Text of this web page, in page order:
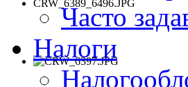
Часто
Налоги